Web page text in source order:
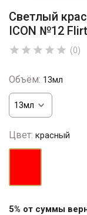
Светлый
ICON №12
     (0)
Объём: 13мл
Цвет: красный
5% от суммы